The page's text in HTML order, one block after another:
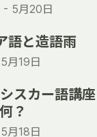
- 5月20日
語と造語雨
5月19日
スカー語講
？
5月18日